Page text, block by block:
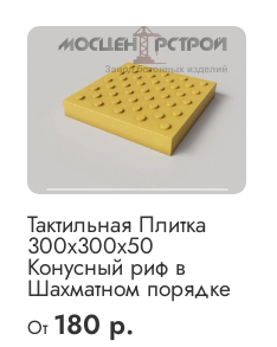
Тактильная Плитка
300х300х50
Конусный риф в
Шахматном порядке
От 180 р.